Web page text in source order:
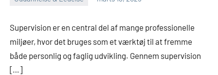
Supervision er en central del af mange professionelle
miljøer, hvor det bruges som et værktøj til at fremme
både personlig og faglig udvikling. Gennem supervision
[…]